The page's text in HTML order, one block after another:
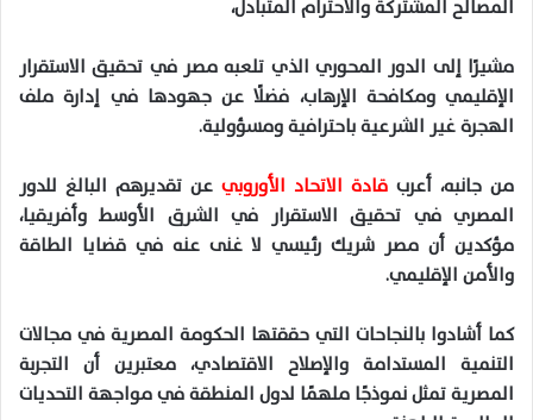
المصالح المشتركة والاحترام المتبادل،
مشيرًا إلى الدور المحوري الذي تلعبه مصر في تحقيق الاستقرار
الإقليمي ومكافحة الإرهاب، فضلًا عن جهودها في إدارة ملف
الهجرة غير الشرعية باحترافية ومسؤولية.
من جانبه، أعرب قادة الاتحاد الأوروبي عن تقديرهم البالغ للدور
المصري في تحقيق الاستقرار في الشرق الأوسط وأفريقيا،
مؤكدين أن مصر شريك رئيسي لا غنى عنه في قضايا الطاقة
والأمن الإقليمي.
كما أشادوا بالنجاحات التي حققتها الحكومة المصرية في مجالات
التنمية المستدامة والإصلاح الاقتصادي، معتبرين أن التجربة
المصريةتمثلنموذجًا ملهمًا لدول المنطقةفيمواجهة التحديات